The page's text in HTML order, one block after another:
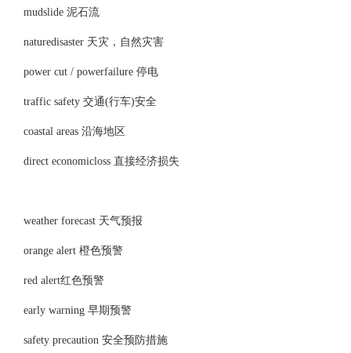
mudslide 泥石流
naturedisaster 天灾，自然灾害
power cut / powerfailure 停电
traffic safety 交通(行车)安全
coastal areas 沿海地区
direct economicloss 直接经济损失
weather forecast 天气预报
orange alert 橙色预警
red alert红色预警
early warning 早期预警
safety precaution 安全预防措施